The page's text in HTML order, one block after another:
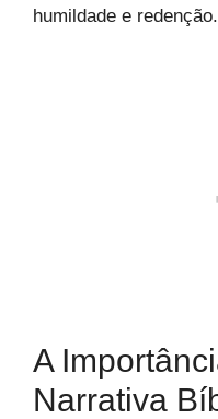
humildade e redenção.
A
Narrativa